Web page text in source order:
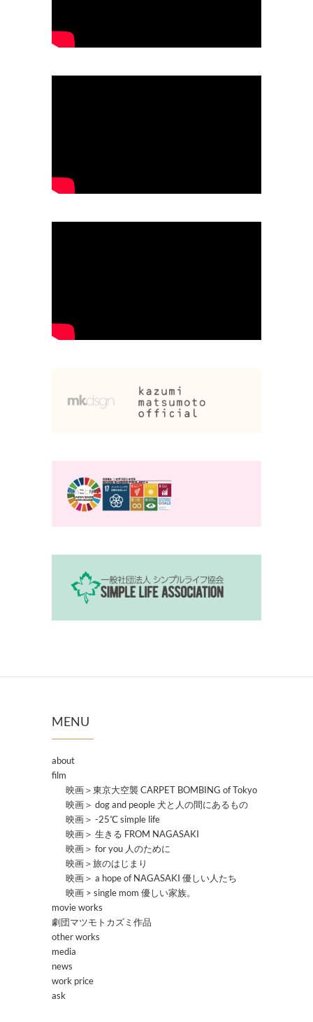
MENU
about
film
映画＞東京大空襲 CARPET BOMBING of Tokyo
映画＞ dog and people 犬と人の間にあるもの
映画＞ -25℃ simple life
映画＞ 生きる FROM NAGASAKI
映画＞ for you 人のために
映画＞旅のはじまり
映画＞ a hope of NAGASAKI 優しい人たち
映画 > single mom 優しい家族。
movie works
劇団マツモトカズミ作品
other works
media
news
work price
ask